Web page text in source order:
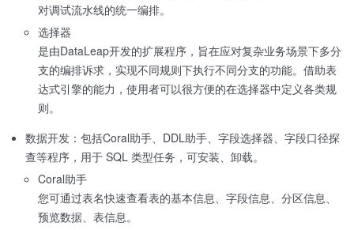
对调试流水线的统一编排。
选择器
是由DataLeap开发的扩展程序，旨在应对复杂业务场景下多分
支的编排诉求，实现不同规则下执行不同分支的功能。借助表
达式引擎的能力，使用者可以很方便的在选择器中定义各类规
则。
数据开发：包括Coral助手、DDL助手、字段选择器、字段口径探
查等程序，用于 SQL 类型任务，可安装、卸载。
Coral助手
您可通过表名快速查看表的基本信息、字段信息、分区信息、
预览数据、表信息。